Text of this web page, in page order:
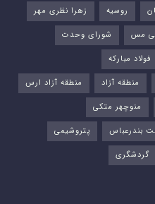
روسیه
زهرا نظری مهر
مس
شورای وحدت
فولاد مبارکه
منطقه آزاد
منطقه آزاد ارس
منوچهر متکی
بندرعباس
پتروشیمی
گردشگری